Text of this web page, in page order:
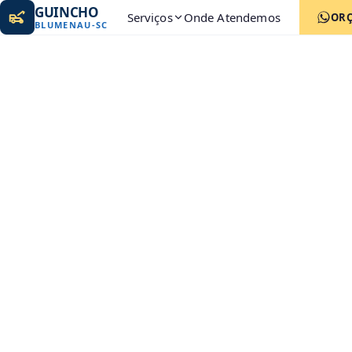
GUINCHO
BLUMENAU-SC Serviços Onde Atendemos